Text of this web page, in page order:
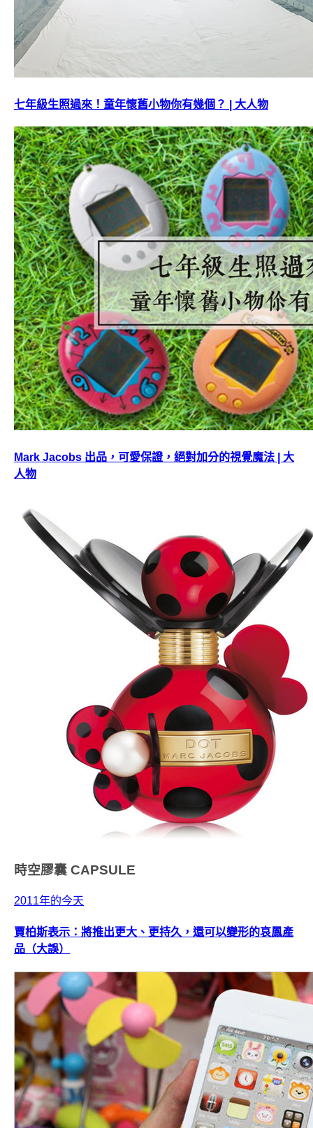
七年級生照過來！童年懷舊小物你有幾個？ | 大人物
Mark Jacobs 出品，可愛保證，絕對加分的視覺魔法 | 大
人物
時空膠囊 CAPSULE
2011年的今天
賈柏斯表示：將推出更大、更持久，還可以變形的哀鳳產
品（大誤）